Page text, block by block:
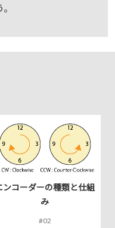
ンコーダーの種類と仕組
み
#02